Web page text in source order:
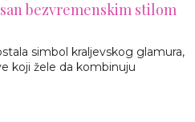
bezvremenskim stilom
simbol kraljevskog glamura,
koji žele da kombinuju